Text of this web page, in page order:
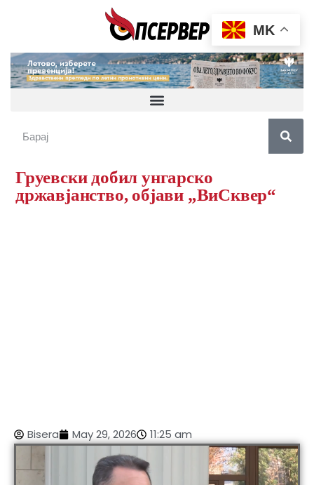
Груевски добил унгарско
државјанство, објави „ВиСквер“
Bisera May 29, 2026 11:25 am
MK